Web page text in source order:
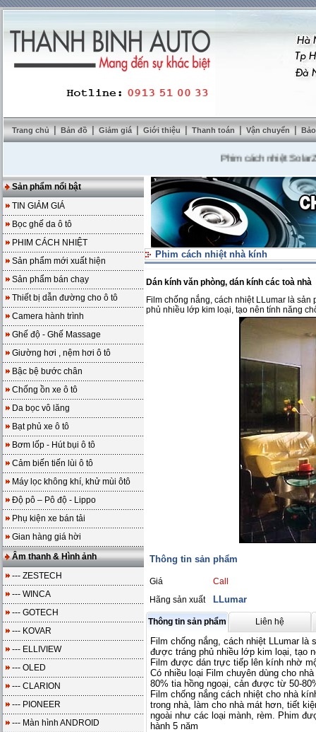
Trang chủ | Bản đồ | Giảm giá | Giới thiệu | Thanh toán | Vận chuyển |
Phim cách nhiệt SolarZone
Sản phẩm nổi bật
TIN GIẢM GIÁ
Bọc ghế da ô tô
PHIM CÁCH NHIỆT
Sản phẩm mới xuất hiện
Sản phẩm bán chạy
Thiết bị dẫn đường cho ô tô
Camera hành trình
Ghế độ - Ghế Massage
Giường hơi , nệm hơi ô tô
Bậc bệ bước chân
Chống ồn xe ô tô
Da bọc vô lăng
Bạt phủ xe ô tô
Bơm lốp - Hút bụi ô tô
Cảm biến tiến lùi ô tô
Máy lọc không khí, khử mùi ôtô
Độ pô – Pô độ - Lippo
Phụ kiện xe bán tải
Gian hàng giá hời
Âm thanh & Hình ảnh
--- ZESTECH
--- WINCA
--- GOTECH
--- KOVAR
--- ELLIVIEW
--- OLED
--- CLARION
--- PIONEER
--- Màn hình ANDROID
Phim cách nhiệt nhà kính
Dán kính văn phòng, dán kính các toà nhà
Film chống nắng, cách nhiệt LLumar là
phủ nhiều lớp kim loại, tạo nên tính năng
Thông tin sản phẩm
Giá
Call
Hãng sản xuất
LLumar
Thông tin sản phẩm Liên hệ
Film chống nắng, cách nhiệt LLumar là
được tráng phủ nhiều lớp kim loại, tạo
Film được dán trực tiếp lên kính nhờ
Có nhiều loại Film chuyên dùng cho
80% tia hồng ngoại, cản được từ 50-
Film chống nắng cách nhiệt cho nhà
trong nhà, làm cho nhà mát hơn, tiết
ngoài như các loại mành, rèm. Phim
hành 5 năm